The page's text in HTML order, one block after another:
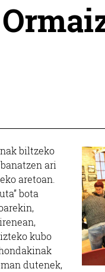
biltzeko
ari
aretoan.
bota
kubo
dutenek,